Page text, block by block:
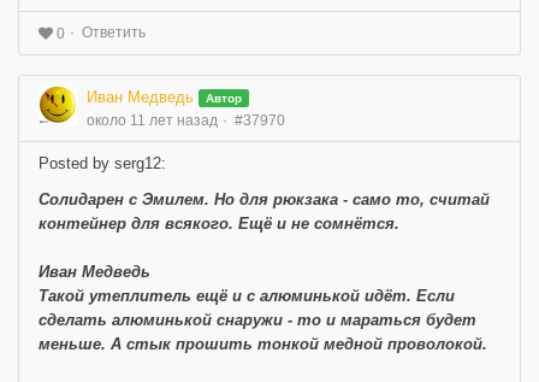
0 Ответить
Иван Медведь Автор
около 11 лет назад #37970
Posted by serg12:
Солидарен с Эмилем. Но для рюкзака - само то, считай
контейнер для всякого. Ещё и не сомнётся.
Иван Медведь
Такой утеплитель ещё и с алюминькой идёт. Если
сделать алюминькой снаружи - то и мараться будет
меньше. А стык прошить тонкой медной проволокой.